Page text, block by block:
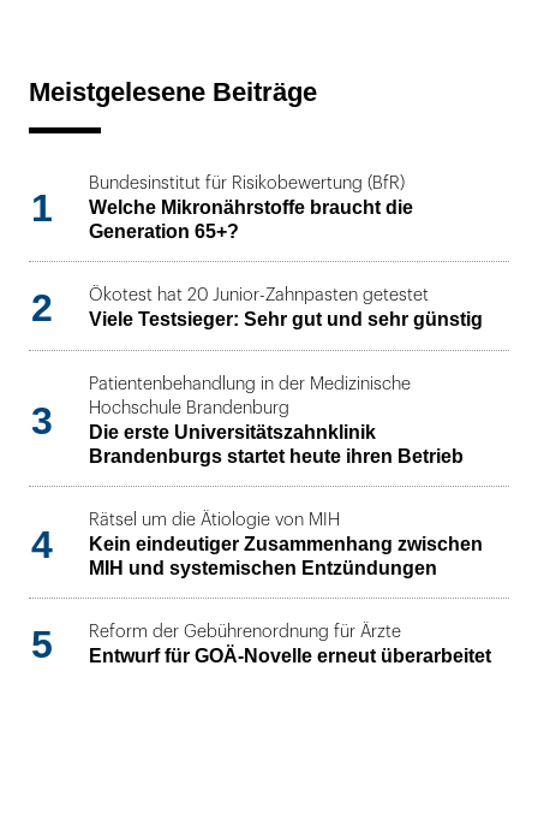
Meistgelesene Beiträge
1
Bundesinstitut für Risikobewertung (BfR)
Welche Mikronährstoffe braucht die
Generation 65+?
2 Ökotest hat 20 Junior-Zahnpasten getestet
Viele Testsieger: Sehr gut und sehr günstig
3
Patientenbehandlung in der Medizinische
Hochschule Brandenburg
Die erste Universitätszahnklinik
Brandenburgs startet heute ihren Betrieb
4
Rätsel um die Ätiologie von MIH
Kein eindeutiger Zusammenhang zwischen
MIH und systemischen Entzündungen
5 Reform der Gebührenordnung für Ärzte
Entwurf für GOÄ-Novelle erneut überarbeitet